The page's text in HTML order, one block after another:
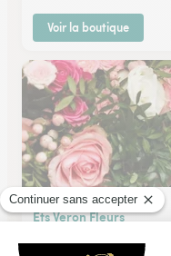
Voir la boutique
Ets Veron Fleurs
Le Mans